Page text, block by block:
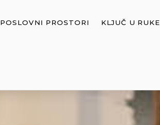
POSLOVNI PROSTORI KLJUČ U RUKE